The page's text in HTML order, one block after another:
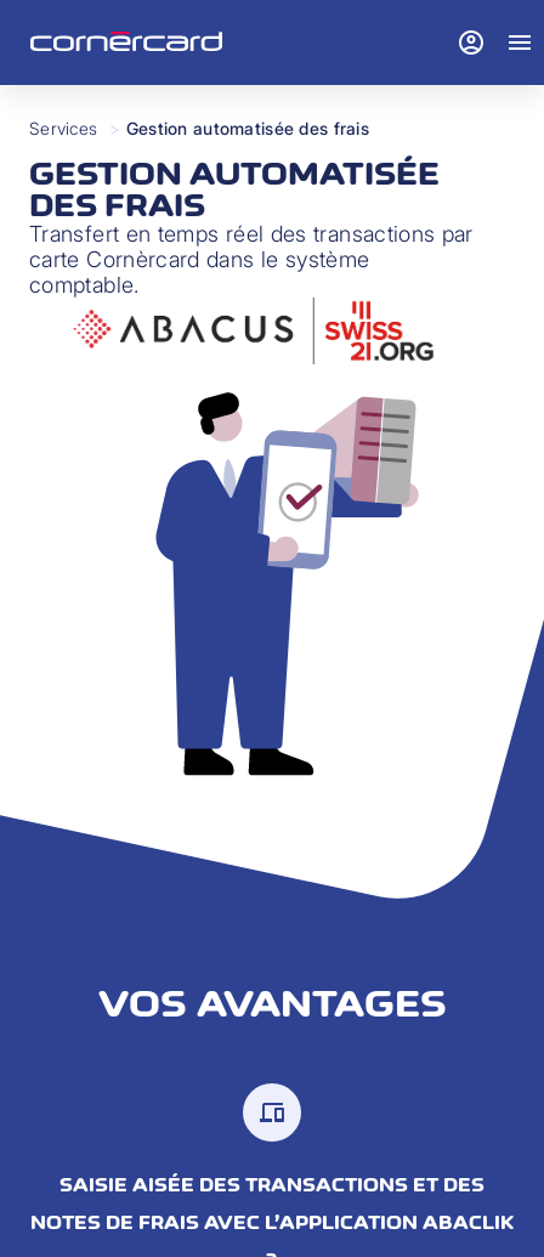
Services > Gestion automatisée des frais
GESTION AUTOMATISÉE
DES FRAIS
Transfert en temps réel des transactions par
carte Cornèrcard dans le système
comptable.
VOS AVANTAGES
devices
SAISIE AISÉE DES TRANSACTIONS ET DES
NOTES DE FRAIS AVEC L’APPLICATION ABACLIK
account_circle menu